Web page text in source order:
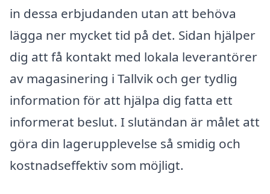
in dessa erbjudanden utan att behöva
lägga ner mycket tid på det. Sidan hjälper
dig att få kontakt med lokala leverantörer
av magasinering i Tallvik och ger tydlig
information för att hjälpa dig fatta ett
informerat beslut. I slutändan är målet att
göra din lagerupplevelse så smidig och
kostnadseffektiv som möjligt.